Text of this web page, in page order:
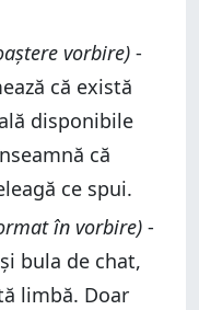
vorbire) -
că există
disponibile
că
ce spui.
în vorbire) -
bula de chat,
limbă. Doar